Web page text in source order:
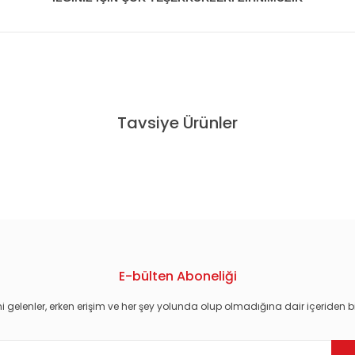
Tavsiye Ürünler
E-bülten Aboneliği
gelenler, erken erişim ve her şey yolunda olup olmadığına dair içeriden